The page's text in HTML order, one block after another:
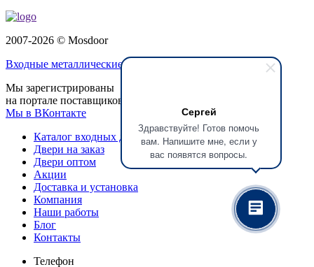
Сергей
Здравствуйте! Готов помочь
вам. Напишите мне, если у
вас появятся вопросы.
2007-2026 © Mosdoor
Входные металлические двери
Мы зарегистрированы
на портале поставщиков
Мы в ВКонтакте
Каталог входных дверей
Двери на заказ
Двери оптом
Акции
Доставка и установка
Компания
Наши работы
Блог
Контакты
Телефон